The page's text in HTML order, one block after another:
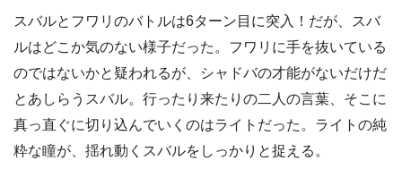
スバルとフワリのバトルは6ターン目に突入！だが、スバ
ルはどこか気のない様子だった。フワリに手を抜いている
のではないかと疑われるが、シャドバの才能がないだけだ
とあしらうスバル。行ったり来たりの二人の言葉、そこに
真っ直ぐに切り込んでいくのはライトだった。ライトの純
粋な瞳が、揺れ動くスバルをしっかりと捉える。